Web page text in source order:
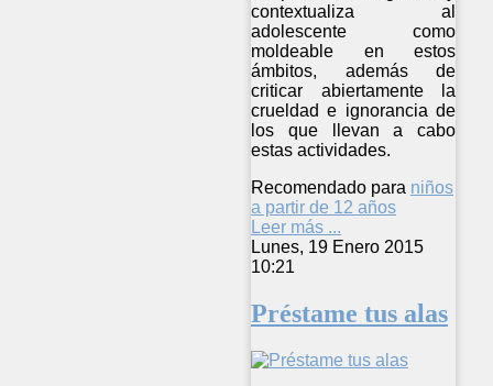
contextualiza al
adolescente como
moldeable en estos
ámbitos, además de
criticar abiertamente la
crueldad e ignorancia de
los que llevan a cabo
estas actividades.
Recomendado para niños
a partir de 12 años
Leer más ...
Lunes, 19 Enero 2015
10:21
Préstame tus alas